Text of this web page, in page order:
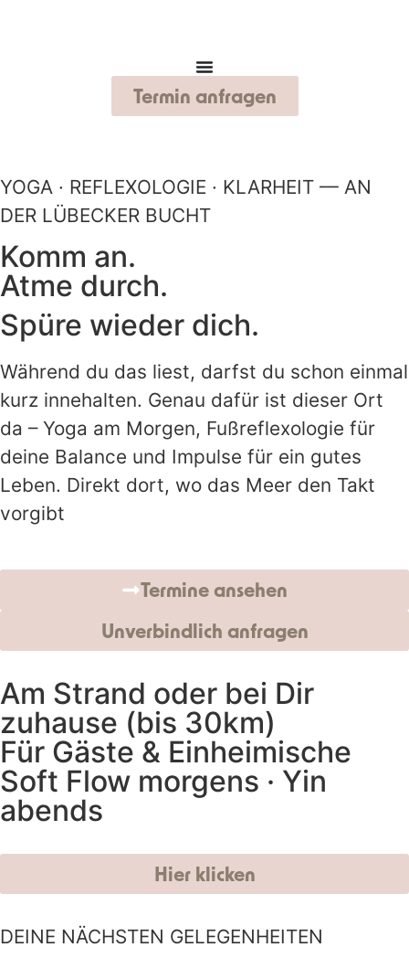
Termin anfragen
YOGA · REFLEXOLOGIE · KLARHEIT — AN
DER LÜBECKER BUCHT
Komm an.
Atme durch.
Spüre wieder dich.
Während du das liest, darfst du schon einmal
kurz innehalten. Genau dafür ist dieser Ort
da – Yoga am Morgen, Fußreflexologie für
deine Balance und Impulse für ein gutes
Leben. Direkt dort, wo das Meer den Takt
vorgibt
Termine ansehen
Unverbindlich anfragen
Am Strand oder bei Dir
zuhause (bis 30km)
Für Gäste & Einheimische
Soft Flow morgens · Yin
abends
Hier klicken
DEINE NÄCHSTEN GELEGENHEITEN